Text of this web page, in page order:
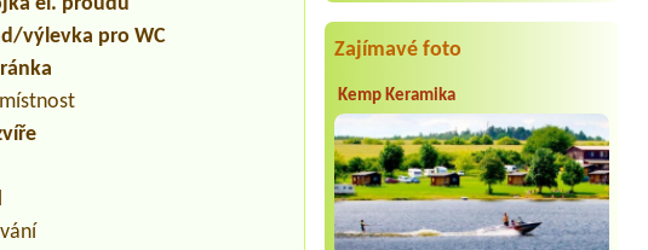
Zajímavé foto
Kemp Keramika
výlevka pro WC